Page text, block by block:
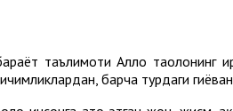
таълимоти Аллоҳ таолонинг
барча турдаги